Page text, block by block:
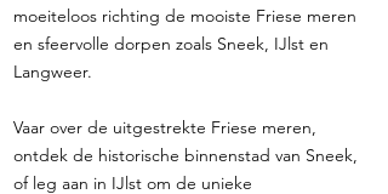
moeiteloos richting de mooiste Friese meren
en sfeervolle dorpen zoals Sneek, IJlst en
Langweer.
Vaar over de uitgestrekte Friese meren,
ontdek de historische binnenstad van Sneek,
of leg aan in IJlst om de unieke